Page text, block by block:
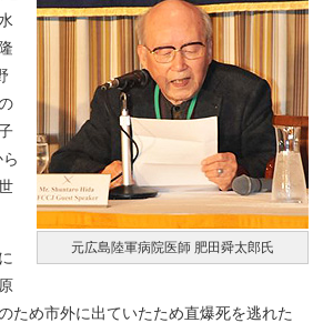
元広島陸軍病院医師 肥田舜太郎氏
ため市外に出ていたため直爆死を逃れた